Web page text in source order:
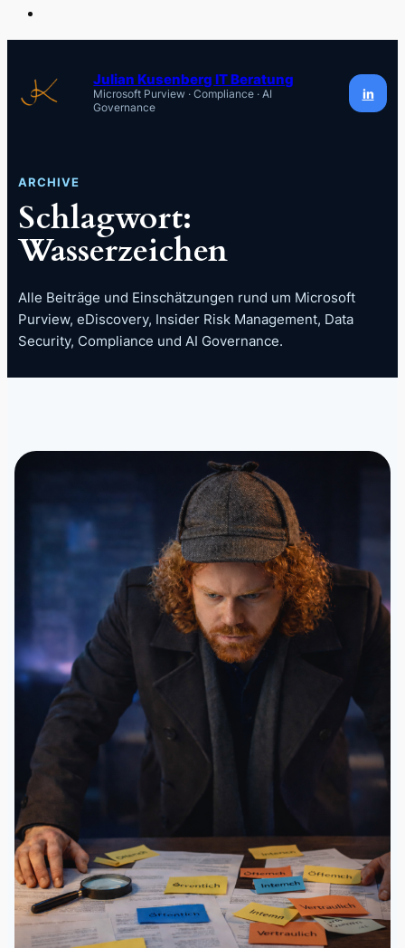
springen
Julian Kusenberg IT Beratung
Microsoft Purview · Compliance · AI
Governance
in
ARCHIVE
Schlagwort:
Wasserzeichen
Alle Beiträge und Einschätzungen rund um Microsoft
Purview, eDiscovery, Insider Risk Management, Data
Security, Compliance und AI Governance.